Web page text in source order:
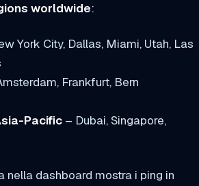
worldwide:
York City, Dallas, Miami, Utah, Las
Frankfurt, Bern
Pacific – Dubai, Singapore,
nella dashboard mostra i ping in